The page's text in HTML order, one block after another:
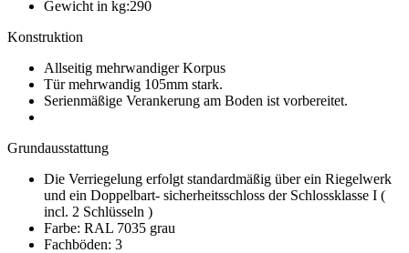
Gewicht in kg:290
Konstruktion
Allseitig mehrwandiger Korpus
Tür mehrwandig 105mm stark.
Serienmäßige Verankerung am Boden ist vorbereitet.
Grundausstattung
Die Verriegelung erfolgt standardmäßig über ein Riegelwerk
und ein Doppelbart- sicherheitsschloss der Schlossklasse I (
incl. 2 Schlüsseln )
Farbe: RAL 7035 grau
Fachböden: 3